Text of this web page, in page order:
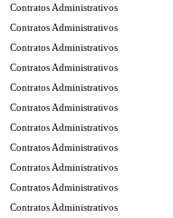
Contratos Administrativos
Contratos Administrativos
Contratos Administrativos
Contratos Administrativos
Contratos Administrativos
Contratos Administrativos
Contratos Administrativos
Contratos Administrativos
Contratos Administrativos
Contratos Administrativos
Contratos Administrativos